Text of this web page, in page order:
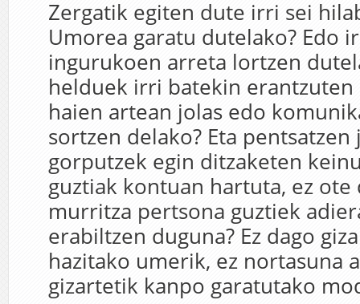
Zergatik egiten dute irri sei
Umorea garatu dutelako? Edo
ingurukoen arreta lortzen
helduek irri batekin
haien artean jolas edo
sortzen delako? Eta
gorputzek egin ditzaketen
guztiak kontuan hartuta, ez ote
murritza pertsona guztiek
erabiltzen duguna? Ez dago
hazitako umerik, ez nortasuna
gizartetik kanpo garatutako